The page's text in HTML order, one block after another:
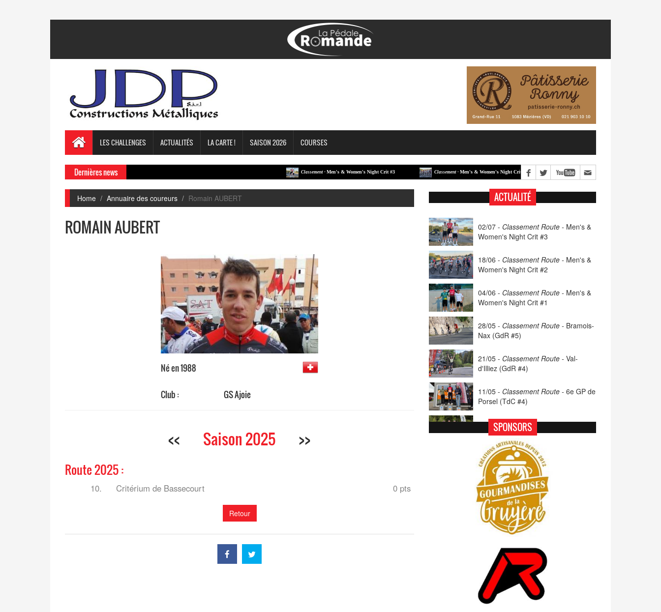
LES CHALLENGES ACTUALITÉS LA CARTE ! SAISON 2026 COURSES
Dernières news Classement -Men's & Women's Night Crit #3 Classement -Men's & Women's Night Crit #2 Classement - Men's & Women's Night Crit #1
Home Annuaire des coureurs Romain AUBERT
ROMAIN AUBERT
Né en 1988
Club : GS Ajoie
<< Saison 2025 >>
Route 2025 :
10. Critérium de Bassecourt 0 pts
Retour
ACTUALITÉ
02/07 - Classement Route - Men's &
Women's Night Crit #3
18/06 - Classement Route - Men's &
Women's Night Crit #2
04/06 - Classement Route - Men's &
Women's Night Crit #1
28/05 - Classement Route - Bramois-
Nax (GdR #5)
21/05 - Classement Route - Val-
d'Illiez (GdR #4)
11/05 - Classement Route - 6e GP de
Porsel (TdC #4)
07/05 -Classement Route -Blonay-
Les Pléiades (GdR #3)
23/04 - Classement Route -
- Moléson (TdC #3)
14/04 -Photos -Les photos du 5e GP
de Semsales
14/04 -Classement Route -
Semsales (TdC #2)
SPONSORS